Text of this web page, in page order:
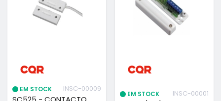
EM STOCK INSC-00009
EM STOCK INSC-00001